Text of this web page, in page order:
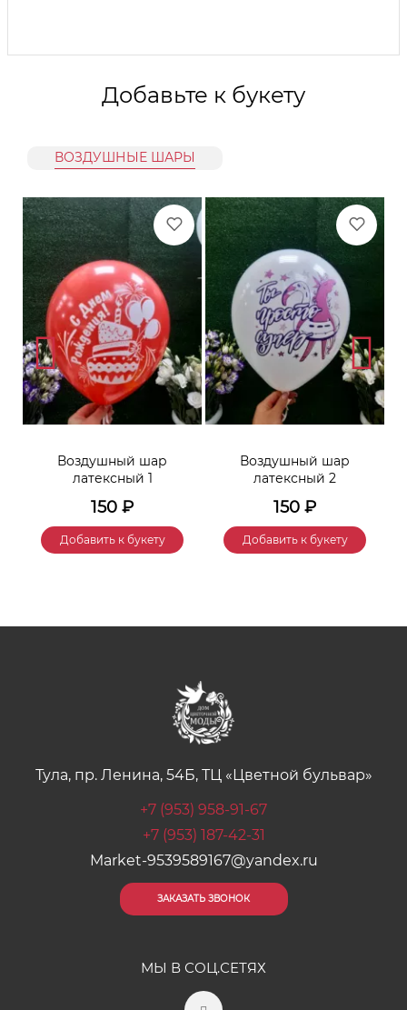
Добавьте к букету
ВОЗДУШНЫЕ ШАРЫ
Воздушный шар
латексный 1
150 ₽
Добавить к букету
Воздушный шар
латексный 2
150 ₽
Добавить к букету
Тула, пр. Ленина, 54Б, ТЦ «Цветной бульвар»
+7 (953) 958-91-67
+7 (953) 187-42-31
Market-9539589167@yandex.ru
ЗАКАЗАТЬ ЗВОНОК
МЫ В СОЦ.СЕТЯХ